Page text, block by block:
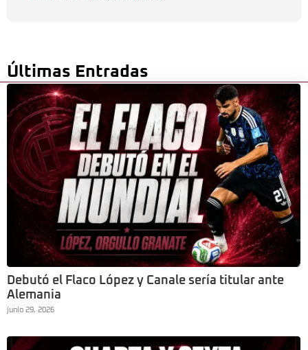
Últimas Entradas
Debutó el Flaco López y Canale sería titular ante
Alemania
junio 29, 2026